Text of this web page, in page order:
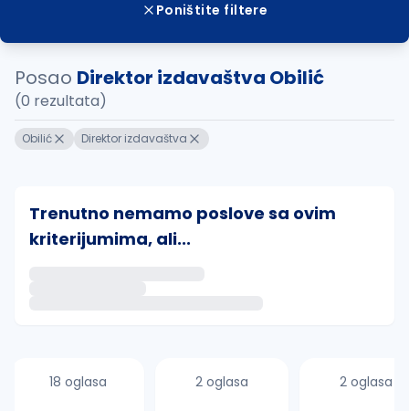
Poništite filtere
Posao Direktor izdavaštva Obilić
(0 rezultata)
Obilić Direktor izdavaštva
Trenutno nemamo poslove sa ovim
kriterijumima, ali...
18 oglasa 2 oglasa 2 oglasa